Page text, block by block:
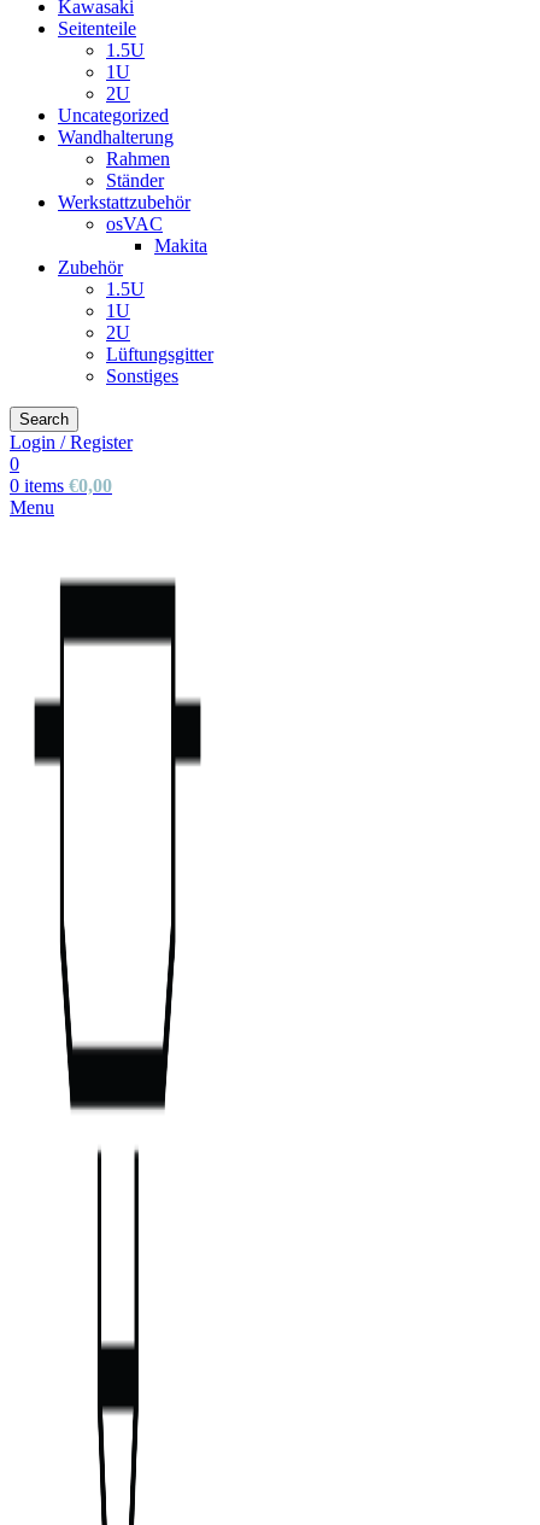
Kawasaki
Seitenteile
1.5U
1U
2U
Uncategorized
Wandhalterung
Rahmen
Ständer
Werkstattzubehör
osVAC
Makita
Zubehör
1.5U
1U
2U
Lüftungsgitter
Sonstiges
Search
Login / Register
0
0 items €0,00
Menu